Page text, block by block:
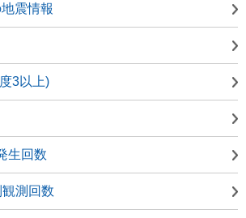
震情報
3以上)
生回数
測回数